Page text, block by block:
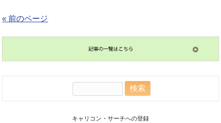
« 前のページ
キャリコン・サーチへの登録